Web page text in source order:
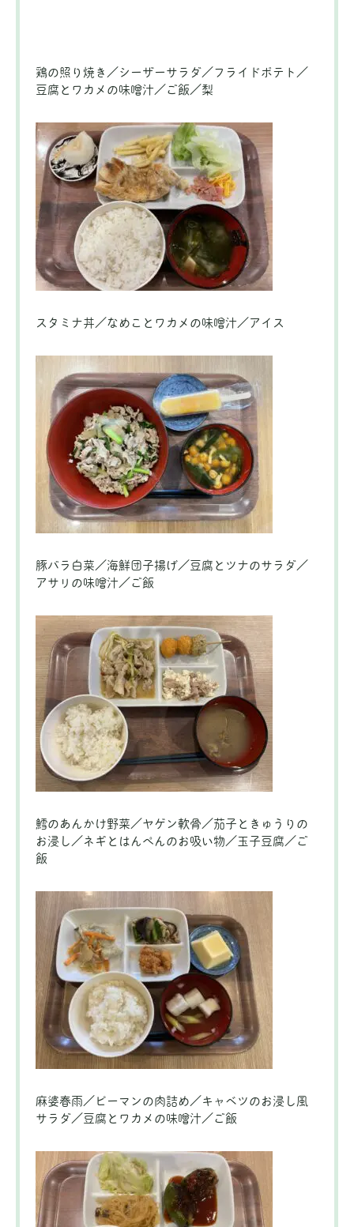
鶏の照り焼き／シーザーサラダ／フライドポテト／
豆腐とワカメの味噌汁／ご飯／梨
スタミナ丼／なめことワカメの味噌汁／アイス
豚バラ白菜／海鮮団子揚げ／豆腐とツナのサラダ／
アサリの味噌汁／ご飯
鱈のあんかけ野菜／ヤゲン軟骨／茄子ときゅうりの
お浸し／ネギとはんぺんのお吸い物／玉子豆腐／ご
飯
麻婆春雨／ピーマンの肉詰め／キャベツのお浸し風
サラダ／豆腐とワカメの味噌汁／ご飯